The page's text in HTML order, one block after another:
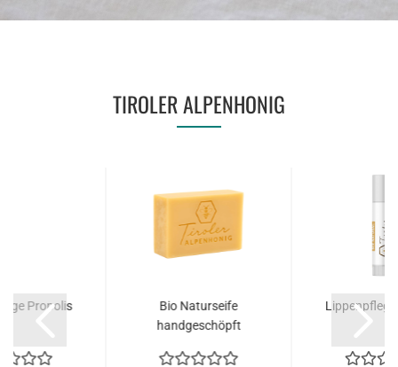
TIROLER ALPENHONIG
Propolis
Bio Naturseife
handgeschöpft